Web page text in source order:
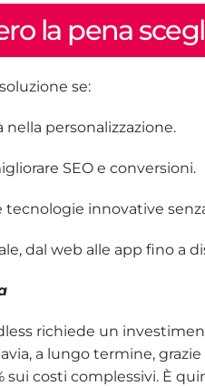
la pena
se:
personalizzazione.
SEO e conversioni.
innovative
dal web alle app fino a
richiede un
a lungo termine,
sui costi complessivi. È